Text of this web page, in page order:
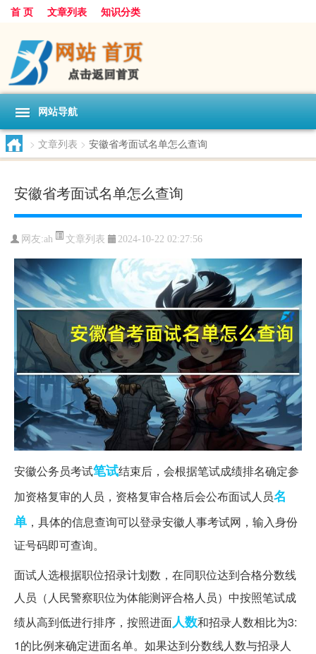
首 页 文章列表 知识分类
网站导航
> 文章列表 > 安徽省考面试名单怎么查询
安徽省考面试名单怎么查询
网友:ah 文章列表 2024-10-22 02:27:56
安徽公务员考试笔试结束后，会根据笔试成绩排名确定参
加资格复审的人员，资格复审合格后会公布面试人员名
单 ，具体的信息查询可以登录安徽人事考试网，输入身份
证号码即可查询。
面试人选根据职位招录计划数，在同职位达到合格分数线
人员（人民警察职位为体能测评合格人员）中按照笔试成
绩从高到低进行排序，按照进面人数和招录人数相比为3:
1的比例来确定进面名单。如果达到分数线人数与招录人